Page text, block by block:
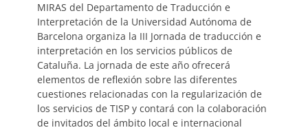
MIRAS del Departamento de Traducción e
Interpretación de la Universidad Autónoma de
Barcelona organiza la III Jornada de traducción e
interpretación en los servicios públicos de
Cataluña. La jornada de este año ofrecerá
elementos de reflexión sobre las diferentes
cuestiones relacionadas con la regularización de
los servicios de TISP y contará con la colaboración
de invitados del ámbito local e internacional